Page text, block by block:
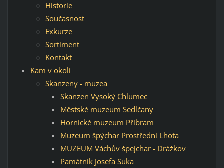
Historie
Současnost
Exkurze
Sortiment
Kontakt
Kam v okolí
Skanzeny - muzea
Skanzen Vysoký Chlumec
Městské muzeum Sedlčany
Hornické muzeum Příbram
Muzeum špýchar Prostřední Lhota
MUZEUM Váchův špejchar - Drážkov
Památník Josefa Suka